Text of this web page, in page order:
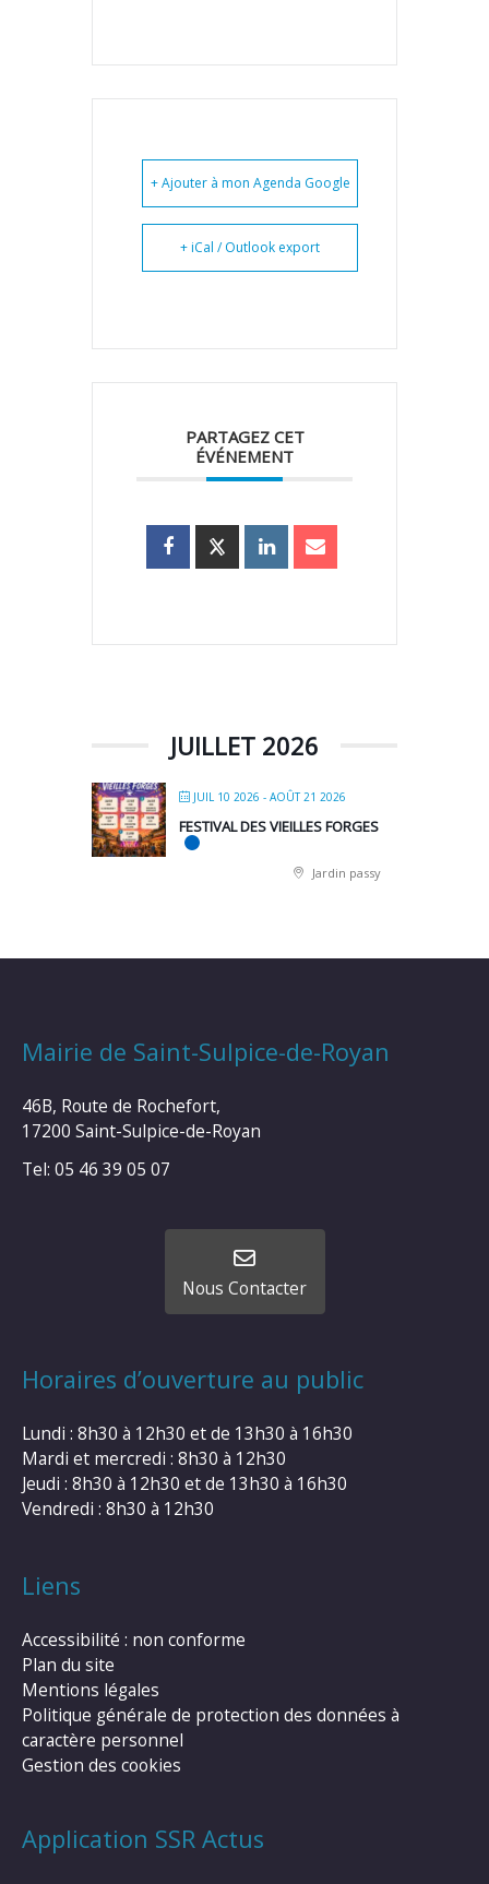
+ Ajouter à mon Agenda Google
+ iCal / Outlook export
PARTAGEZ CET
ÉVÉNEMENT
JUILLET 2026
JUIL 10 2026 - AOÛT 21 2026
FESTIVAL DES VIEILLES FORGES
Jardin passy
Mairie de Saint-Sulpice-de-Royan
46B, Route de Rochefort,
17200 Saint-Sulpice-de-Royan
Tel: 05 46 39 05 07
Nous Contacter
Horaires d’ouverture au public
Lundi : 8h30 à 12h30 et de 13h30 à 16h30
Mardi et mercredi : 8h30 à 12h30
Jeudi : 8h30 à 12h30 et de 13h30 à 16h30
Vendredi : 8h30 à 12h30
Liens
Accessibilité : non conforme
Plan du site
Mentions légales
Politique générale de protection des données à
caractère personnel
Gestion des cookies
Application SSR Actus